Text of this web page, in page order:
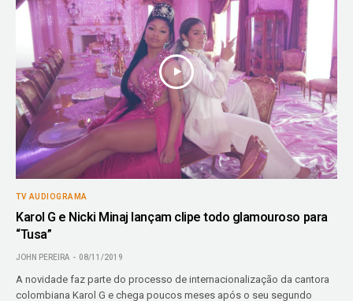
TV AUDIOGRAMA
Karol G e Nicki Minaj lançam clipe todo glamouroso para
“Tusa”
JOHN PEREIRA 08/11/2019
A novidade faz parte do processo de internacionalização da cantora
colombiana Karol G e chega poucos meses após o seu segundo